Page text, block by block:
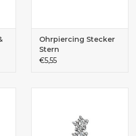
Ohrpiercing Stecker
Stern
€5,55